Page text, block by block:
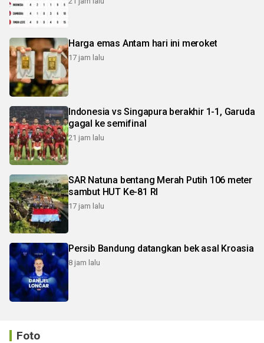
Harga emas Antam hari ini meroket
17 jam lalu
Indonesia vs Singapura berakhir 1-1, Garuda
gagal ke semifinal
21 jam lalu
SAR Natuna bentang Merah Putih 106 meter
sambut HUT Ke-81 RI
17 jam lalu
Persib Bandung datangkan bek asal Kroasia
8 jam lalu
Foto